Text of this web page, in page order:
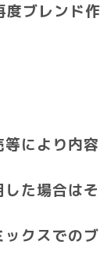
ブレンド作
により内容
た場合はそ
クスでのブ